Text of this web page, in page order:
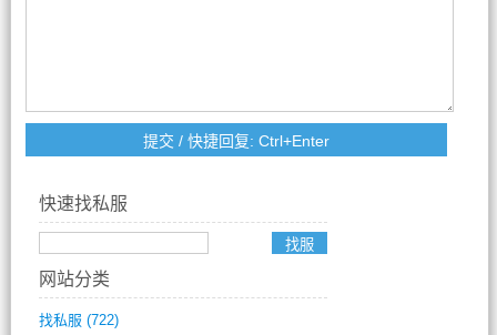
快速找私服
网站分类
找私服 (722)